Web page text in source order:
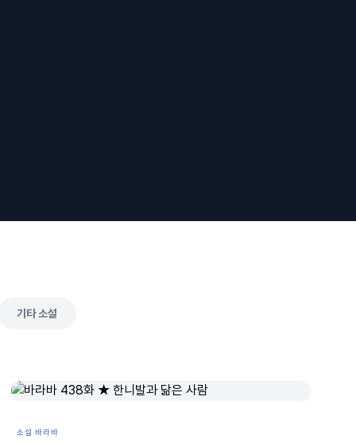
기타 소설
소설 바라바